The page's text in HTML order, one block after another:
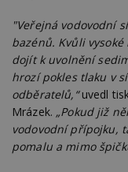
"Veřejná vodovodní
bazénů. Kvůli
dojít k uvolnění
hrozí pokles tlaku v
odběratelů,“uvedl
Mrázek. „Pokud již
vodovodní přípojku,
pomalu a mimo